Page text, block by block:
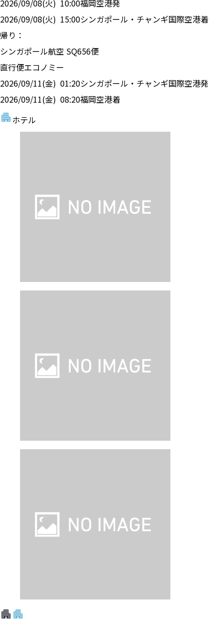
2026/09/08(火) 10:00福岡空港発
2026/09/08(火) 15:00シンガポール・チャンギ国際空港着
帰り：
シンガポール航空 SQ656便
直行便エコノミー
2026/09/11(金) 01:20シンガポール・チャンギ国際空港発
2026/09/11(金) 08:20福岡空港着
ホテル